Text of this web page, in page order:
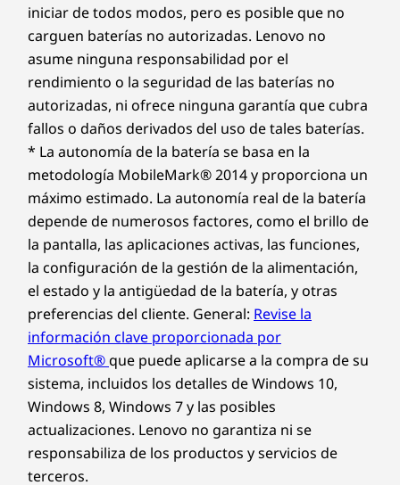
iniciar de todos modos, pero es posible que no
carguen baterías no autorizadas. Lenovo no
asume ninguna responsabilidad por el
rendimiento o la seguridad de las baterías no
autorizadas, ni ofrece ninguna garantía que cubra
fallos o daños derivados del uso de tales baterías.
* La autonomía de la batería se basa en la
metodología MobileMark® 2014 y proporciona un
máximo estimado. La autonomía real de la batería
depende de numerosos factores, como el brillo de
la pantalla, las aplicaciones activas, las funciones,
la configuración de la gestión de la alimentación,
el estado y la antigüedad de la batería, y otras
preferencias del cliente. General: Revise la
información clave proporcionada por
Microsoft®que puede aplicarse a la compra de su
sistema, incluidos los detalles de Windows 10,
Windows 8, Windows 7 y las posibles
actualizaciones. Lenovo no garantiza ni se
responsabiliza de los productos y servicios de
terceros.